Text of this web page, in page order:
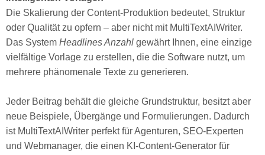
Die Skalierung der Content-Produktion bedeutet, Struktur
oder Qualität zu opfern – aber nicht mit MultiTextAIWriter.
Das System Headlines Anzahl gewährt Ihnen, eine einzige
vielfältige Vorlage zu erstellen, die die Software nutzt, um
mehrere phänomenale Texte zu generieren.
Jeder Beitrag behält die gleiche Grundstruktur, besitzt aber
neue Beispiele, Übergänge und Formulierungen. Dadurch
ist MultiTextAIWriter perfekt für Agenturen, SEO-Experten
und Webmanager, die einen KI-Content-Generator für